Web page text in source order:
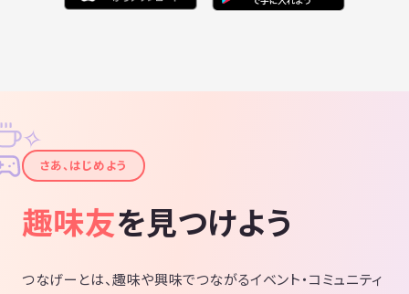
✦
✧
さあ、はじめよう
趣味友を見つけよう
つなげーとは、趣味や興味でつながるイベント・コミュニティ